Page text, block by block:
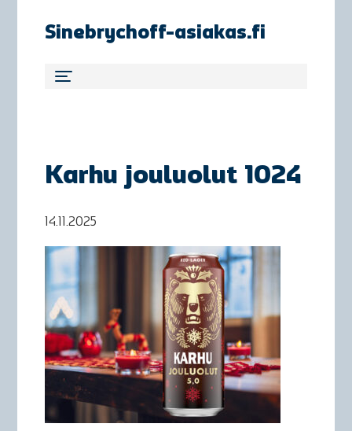
Sinebrychoff-asiakas.fi
Karhu jouluolut 1024
14.11.2025